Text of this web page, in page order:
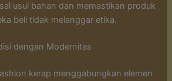
usul bahan dan memastikan produk
beli tidak melanggar etika.
dengan Modernitas
kerap menggabungkan elemen